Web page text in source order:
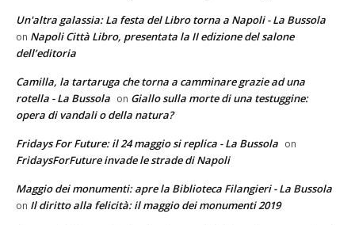
Un'altra galassia: La festa del Libro torna a Napoli - La Bussola
on Napoli Città Libro, presentata la II edizione del salone
dell’editoria
Camilla, la tartaruga che torna a camminare grazie ad una
rotella - La Bussola on Giallo sulla morte di una testuggine:
opera di vandali o della natura?
Fridays For Future: il 24 maggio si replica - La Bussola on
FridaysForFuture invade le strade di Napoli
Maggio dei monumenti: apre la Biblioteca Filangieri - La Bussola
on Il diritto alla felicità: il maggio dei monumenti 2019